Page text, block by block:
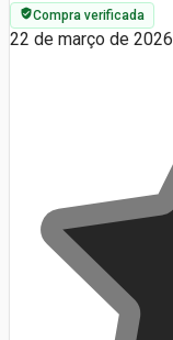
Compra verificada
22 de março de 2026